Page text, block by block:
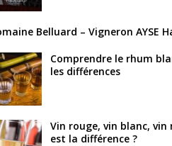
Belluard – Vigneron AYSE
Comprendre le rhum
les différences
Vin rouge, vin blanc, vin
est la différence ?